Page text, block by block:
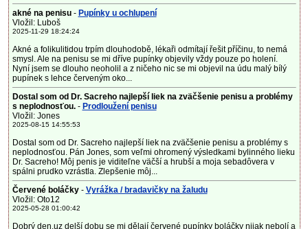
akné na penisu- Pupínky u ochlupení
Vložil: Luboš
2025-11-29 18:24:24
Akné a folikulitidou trpím dlouhodobě, lékaři odmítají řešit příčinu, to nemá
smysl. Ale na penisu se mi dříve pupínky objevily vždy pouze po holení.
Nyní jsem se dlouho neoholil a z ničeho nic se mi objevil na údu malý bílý
pupínek s lehce červeným oko...
Dostal som od Dr. Sacreho najlepší liek na zväčšenie penisu a problémy
s neplodnosťou.- Prodloužení penisu
Vložil: Jones
2025-08-15 14:55:53
Dostal som od Dr. Sacreho najlepší liek na zväčšenie penisu a problémy s
neplodnosťou. Pán Jones, som veľmi ohromený výsledkami bylinného lieku
Dr. Sacreho! Môj penis je viditeľne väčší a hrubší a moja sebadôvera v
spálni prudko vzrástla. Zlepšenie môj...
Červené boláčky - Vyrážka / bradavičky na žaludu
Vložil: Oto12
2025-05-28 01:00:42
Dobrý den,uz delší dobu se mi dělají červené pupínky boláčky nijak nebolí a